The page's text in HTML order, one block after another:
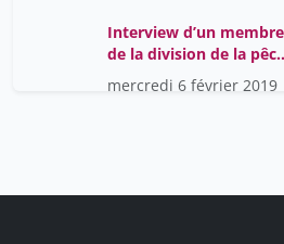
Interview d’un membre
de la division de la
du ministère de
l’agriculture
mercredi 6 février 2019